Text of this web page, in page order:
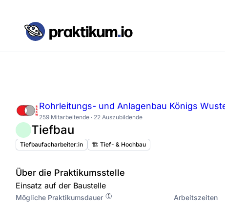
Rohrleitungs- und Anlagenbau Königs
259 Mitarbeitende · 22 Auszubildende
Tiefbau
Tiefbaufacharbeiter:in 🏗️ Tief- & Hochbau
Über die Praktikumsstelle
Einsatz auf der Baustelle
Mögliche Praktikumsdauer Arbeitszeiten